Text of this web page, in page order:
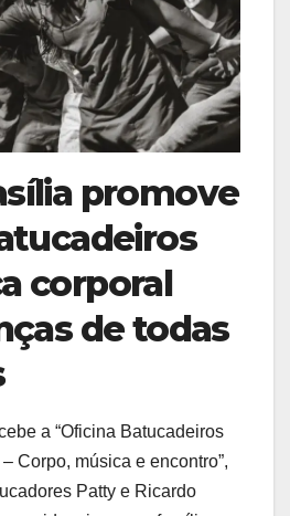
promove
corporal
de todas
a “Oficina Batucadeiros
Corpo, música e encontro”,
Patty e Ricardo